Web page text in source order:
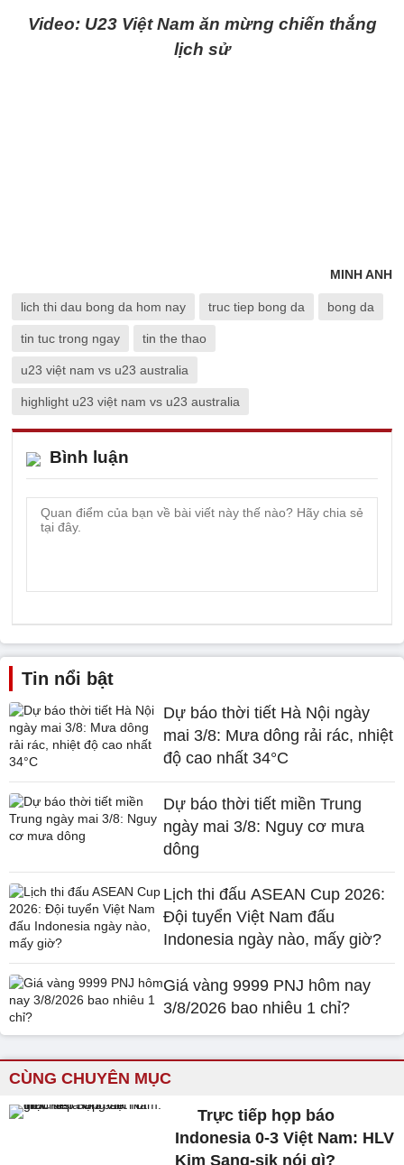
Video: U23 Việt Nam ăn mừng chiến thắng
lịch sử
MINH ANH
lich thi dau bong da hom nay truc tiep bong da bong da
tin tuc trong ngay tin the thao
u23 việt nam vs u23 australia
highlight u23 việt nam vs u23 australia
Bình luận
Tin nổi bật
Dự báo thời tiết Hà Nội ngày
mai 3/8: Mưa dông rải rác, nhiệt
độ cao nhất 34°C
Dự báo thời tiết miền Trung
ngày mai 3/8: Nguy cơ mưa
dông
Lịch thi đấu ASEAN Cup 2026:
Đội tuyển Việt Nam đấu
Indonesia ngày nào, mấy giờ?
Giá vàng 9999 PNJ hôm nay
3/8/2026 bao nhiêu 1 chỉ?
CÙNG CHUYÊN MỤC
Trực tiếp họp báo
Indonesia 0-3 Việt Nam: HLV
Kim Sang-sik nói gì?